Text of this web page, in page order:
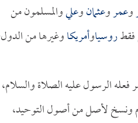
وعمروعثمانوعليوالمسلمون من
فقطروسياوأمريكاوغيرها من
فعله الرسول عليه الصلاة والسلام،
ونسخ لأصل من أصول التوحيد،